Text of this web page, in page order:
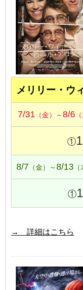
メリリー・ウ
7/31 （金）～8/6
①
8/7 （金）～8/13
①
→ 詳細はこちら